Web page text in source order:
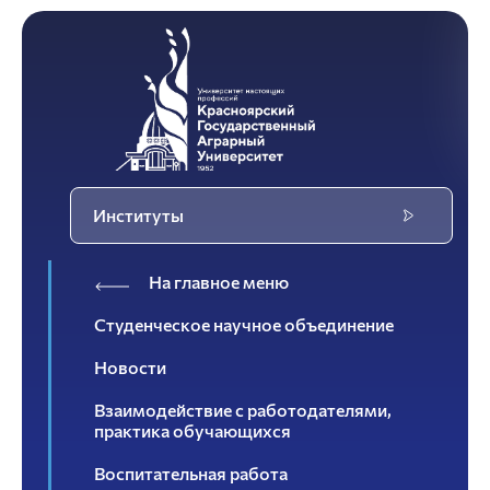
Институты
На главное меню
Студенческое научное объединение
Новости
Взаимодействие с работодателями,
практика обучающихся
Воспитательная работа